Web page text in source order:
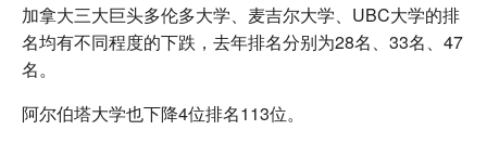
加拿大三大巨头多伦多大学、麦吉尔大学、UBC大学的排
名均有不同程度的下跌，去年排名分别为28名、33名、47
名。
阿尔伯塔大学也下降4位排名113位。